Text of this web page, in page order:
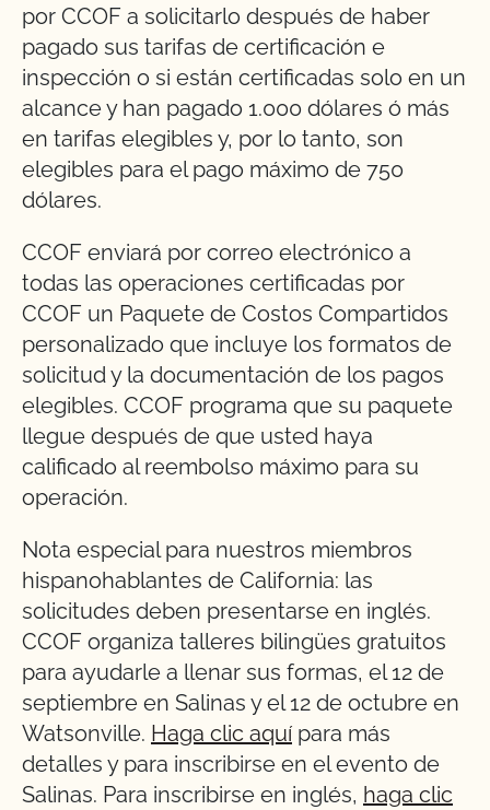
por CCOF a solicitarlo después de haber
pagado sus tarifas de certificación e
inspección o si están certificadas solo en un
alcance y han pagado 1.000 dólares ó más
en tarifas elegibles y, por lo tanto, son
elegibles para el pago máximo de 750
dólares.
CCOF enviará por correo electrónico a
todas las operaciones certificadas por
CCOF un Paquete de Costos Compartidos
personalizado que incluye los formatos de
solicitud y la documentación de los pagos
elegibles. CCOF programa que su paquete
llegue después de que usted haya
calificado al reembolso máximo para su
operación.
Nota especial para nuestros miembros
hispanohablantes de California: las
solicitudes deben presentarse en inglés.
CCOF organiza talleres bilingües gratuitos
para ayudarle a llenar sus formas, el 12 de
septiembre en Salinas y el 12 de octubre en
Watsonville. Haga clic aquí para más
detalles y para inscribirse en el evento de
Salinas. Para inscribirse en inglés, haga clic